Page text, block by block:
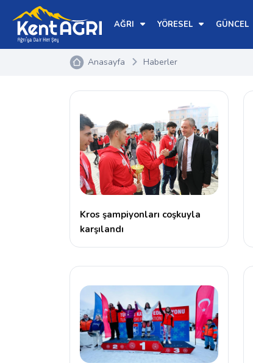
AĞRI YÖRESEL GÜNCEL
Anasayfa Haberler
Kros şampiyonları coşkuyla
karşılandı